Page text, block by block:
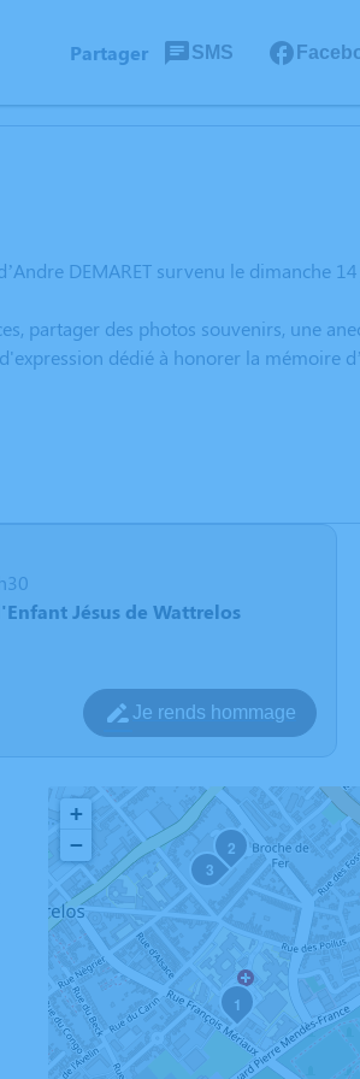
Partager SMS
DEMARET survenu le dimanche
partager des photos souvenirs, une
dédié à honorer la mémoire
Jésus de Wattrelos
Je rends hommage
1
2
3
+
−